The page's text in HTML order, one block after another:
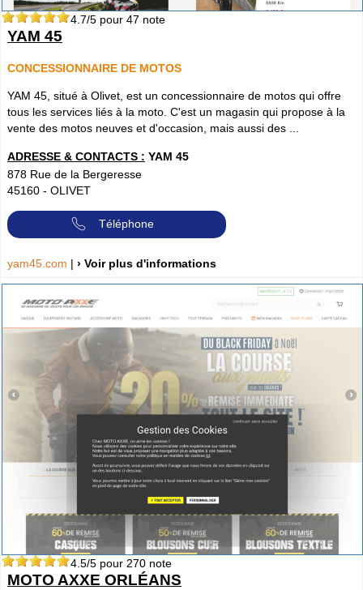
4.7/5 pour 47 note
YAM 45
CONCESSIONNAIRE DE MOTOS
YAM 45, situé à Olivet, est un concessionnaire de motos qui offre
tous les services liés à la moto. C'est un magasin qui propose à la
vente des motos neuves et d'occasion, mais aussi des ...
ADRESSE & CONTACTS : YAM 45
878 Rue de la Bergeresse
45160 - OLIVET
Téléphone
yam45.com | › Voir plus d'informations
4.5/5 pour 270 note
MOTO AXXE ORLÉANS